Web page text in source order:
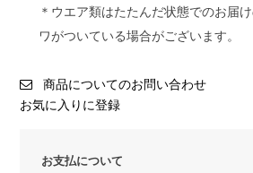
＊ウエア類はたたんだ状態でのお届
ワがついている場合がございます。
商品についてのお問い合わせ
お気に入りに登録
お支払について